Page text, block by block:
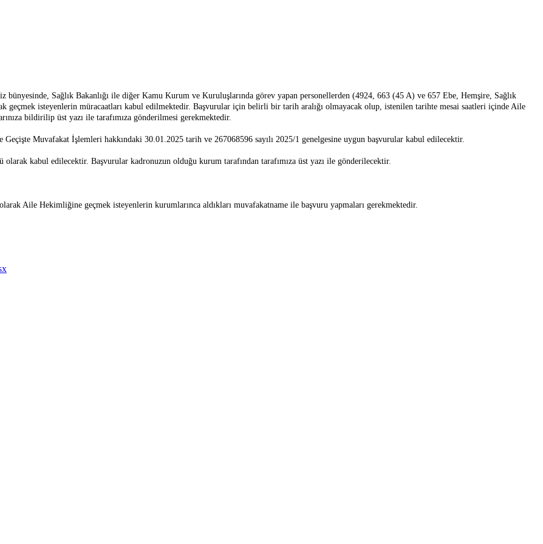
Sağlık Bakanlığı ile diğer Kamu Kurum ve Kuruluşlarında görev yapan personellerden (4924, 663 (45 A) ve 657 Ebe, Hemşire, Sağlık
geçmek isteyenlerin müracaatları kabul edilmektedir. Başvurular için belirli bir tarih aralığı olmayacak olup, istenilen tarihte mesai saatleri içinde Aile
bildirilip üst yazı ile tarafımıza gönderilmesi gerekmektedir.
Muvafakat İşlemleri hakkındaki 30.01.2025 tarih ve 267068596 sayılı 2025/1 genelgesine uygun başvurular kabul edilecektir.
kabul edilecektir. Başvurular kadronuzun olduğu kurum tarafından tarafımıza üst yazı ile gönderilecektir.
Aile Hekimliğine geçmek isteyenlerin kurumlarınca aldıkları muvafakatname ile başvuru yapmaları gerekmektedir.